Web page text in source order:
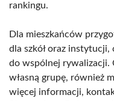
rankingu.
Dla mieszkańców
dla szkół oraz
do wspólnej rywalizacji.
własną grupę, również
więcej informacji,